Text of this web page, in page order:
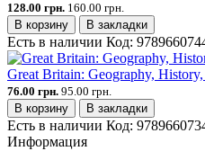
128.00 грн. 160.00 грн.
В корзину
В закладки
Есть в наличии Код:
Great Britain: Geography,
76.00 грн. 95.00 грн.
В корзину
В закладки
Есть в наличии Код:
Информация